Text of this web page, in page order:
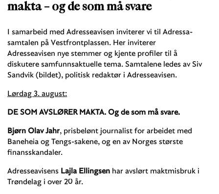
makta – og de som må svare
I samarbeid med Adresseavisen inviterer vi til Adressa-
samtalen på Vestfrontplassen. Her inviterer
Adresseavisen nye stemmer og kjente profiler til å
diskutere samfunnsaktuelle tema. Samtalene ledes av Siv
Sandvik (bildet), politisk redaktør i Adresseavisen.
Lørdag 3. august:
DE SOM AVSLØRER MAKTA. Og de som må svare.
Bjørn Olav Jahr, prisbelønt journalist for arbeidet med
Baneheia og Tengs-sakene, og en av Norges største
finansskandaler.
Adresseavisens Lajla Ellingsen har avslørt maktmisbruk i
Trøndelag i over 20 år.